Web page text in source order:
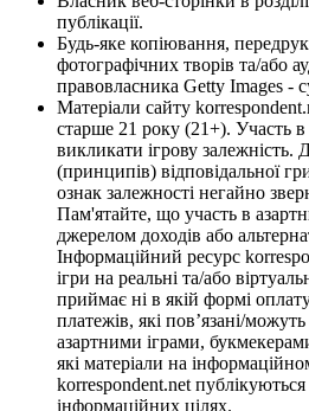
публікації.
Будь-яке копіювання,
фотографічних творів та/або
правовласника Getty Images -
Матеріали сайту
старше 21 року (21+). Участь
викликати ігрову залежність.
(принципів) відповідальної
ознак залежності негайно
Пам'ятайте, що участь в
джерелом доходів або
Інформаційний ресурс
ігри на реальні та/або
приймає ні в якій формі
платежів, які пов’язані/можуть
азартними іграми,
які матеріали на
korrespondent.net
інформаційних цілях.